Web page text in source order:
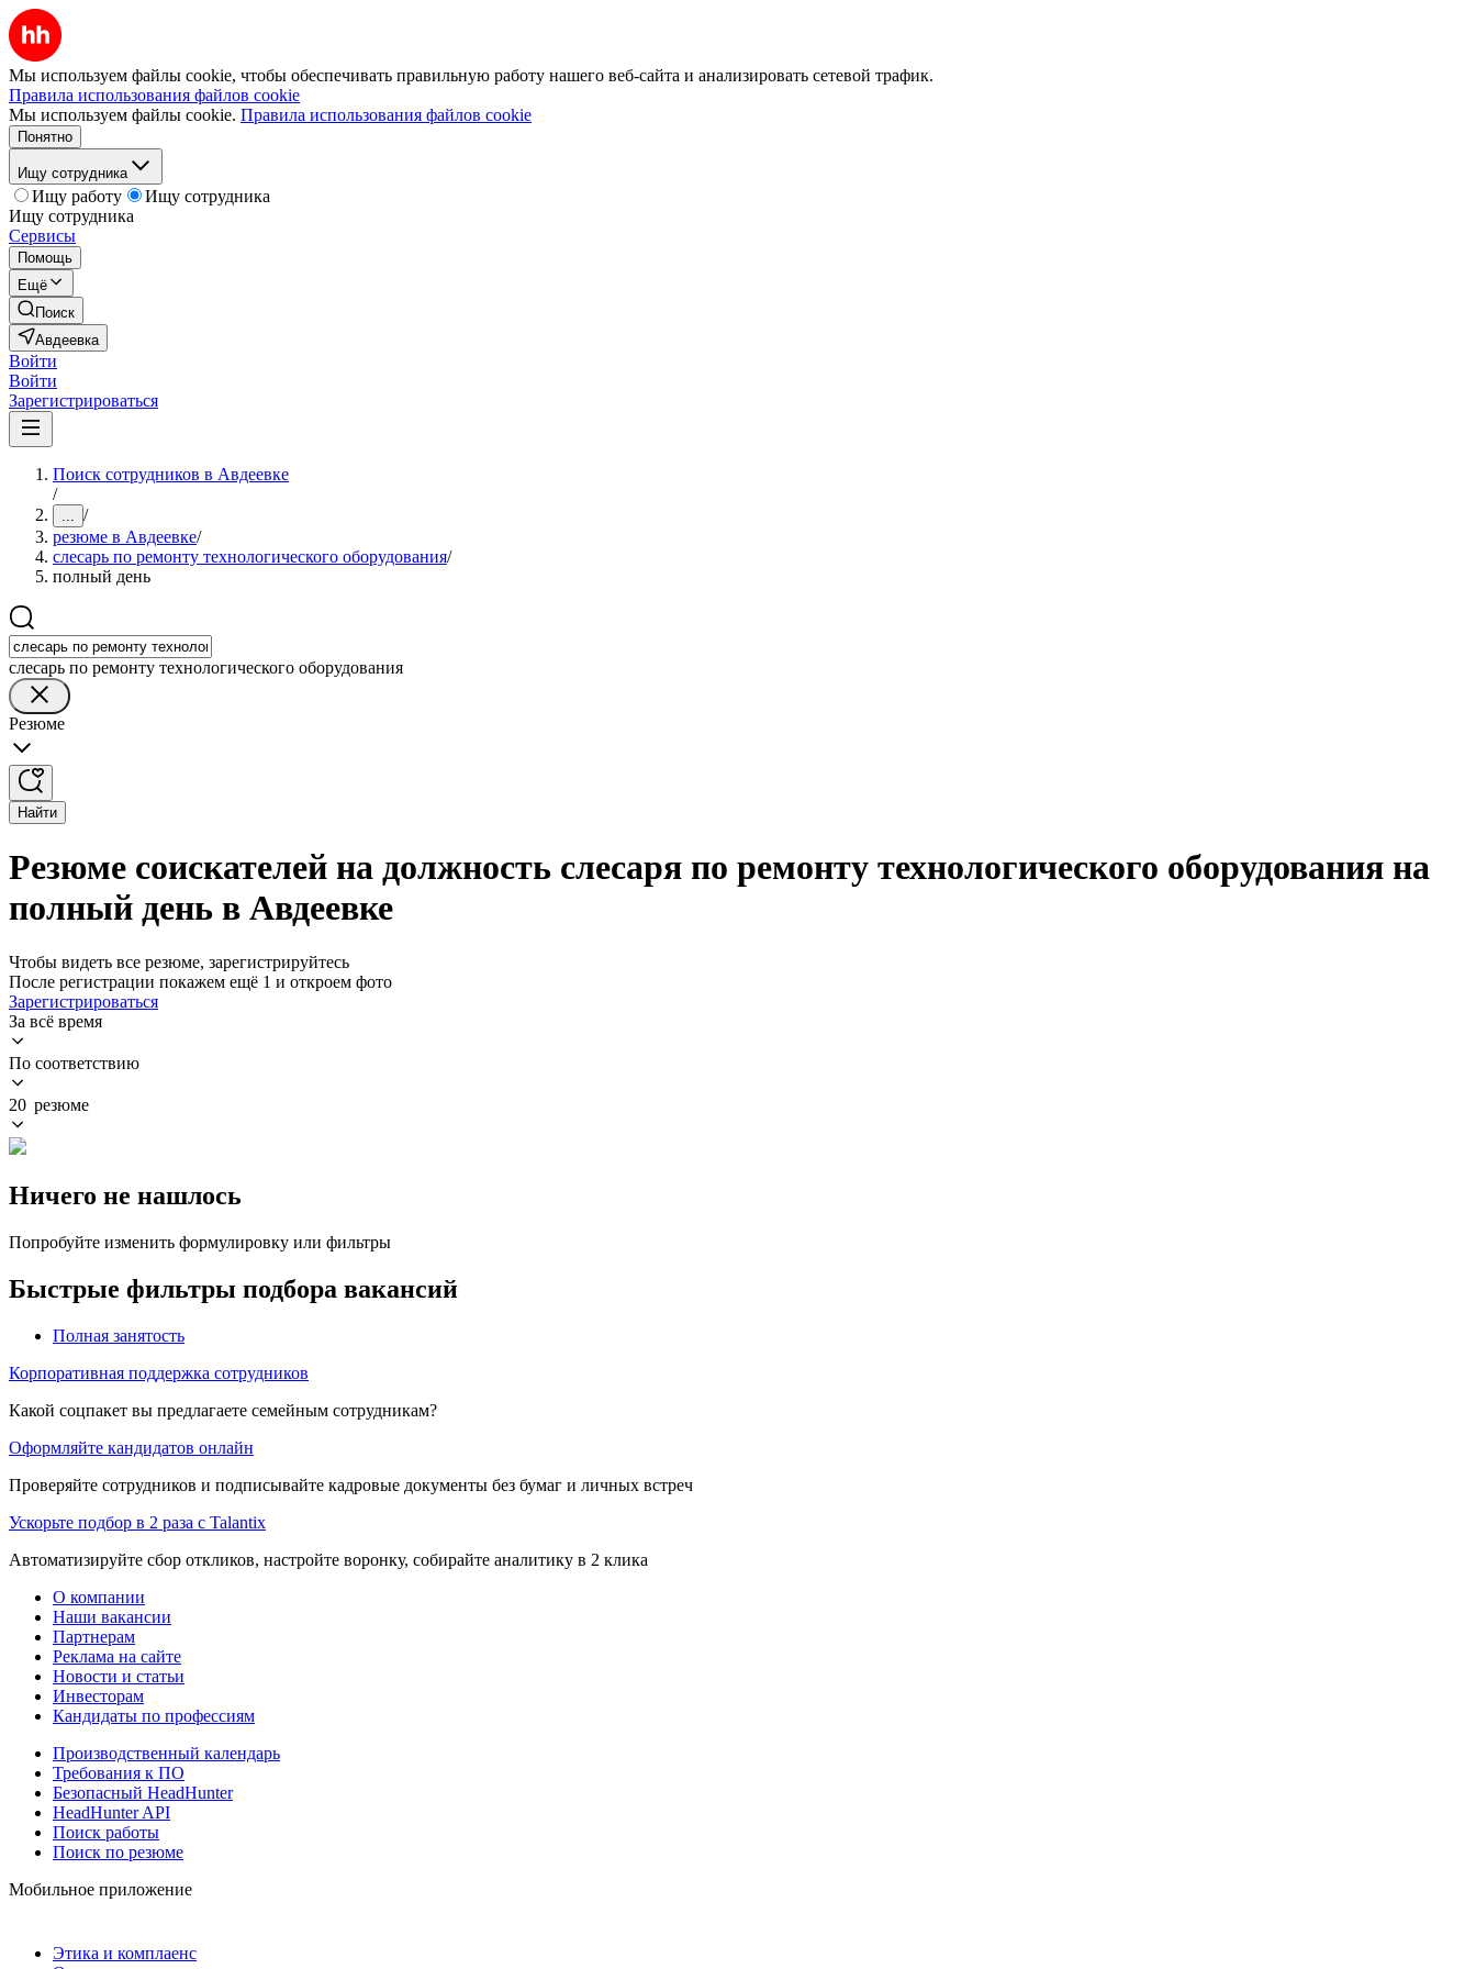
Мы используем файлы cookie, чтобы обеспечивать правильную работу нашего веб-сайта и анализировать сетевой трафик.
Правила использования файлов cookie
Мы используем файлы cookie. Правила использования файлов cookie
Понятно
Ищу сотрудника
Ищу работу
Ищу сотрудника
Ищу сотрудника
Сервисы
Помощь
Ещё
Поиск
Авдеевка
Войти
Войти
Зарегистрироваться
Поиск сотрудников в Авдеевке
/
... /
резюме в Авдеевке/
слесарь по ремонту технологического оборудования/
полный день
слесарь по ремонту технологического оборудования
Резюме
Найти
Резюме соискателей на должность слесаря по ремонту технологического оборудования на
полный день в Авдеевке
Чтобы видеть все резюме, зарегистрируйтесь
После регистрации покажем ещё 1 и откроем фото
Зарегистрироваться
За всё время
По соответствию
20 резюме
Ничего не нашлось
Попробуйте изменить формулировку или фильтры
Быстрые фильтры подбора вакансий
Полная занятость
Корпоративная поддержка сотрудников
Какой соцпакет вы предлагаете семейным сотрудникам?
Оформляйте кандидатов онлайн
Проверяйте сотрудников и подписывайте кадровые документы без бумаг и личных встреч
Ускорьте подбор в 2 раза с Talantix
Автоматизируйте сбор откликов, настройте воронку, собирайте аналитику в 2 клика
О компании
Наши вакансии
Партнерам
Реклама на сайте
Новости и статьи
Инвесторам
Кандидаты по профессиям
Производственный календарь
Требования к ПО
Безопасный HeadHunter
HeadHunter API
Поиск работы
Поиск по резюме
Мобильное приложение
Этика и комплаенс